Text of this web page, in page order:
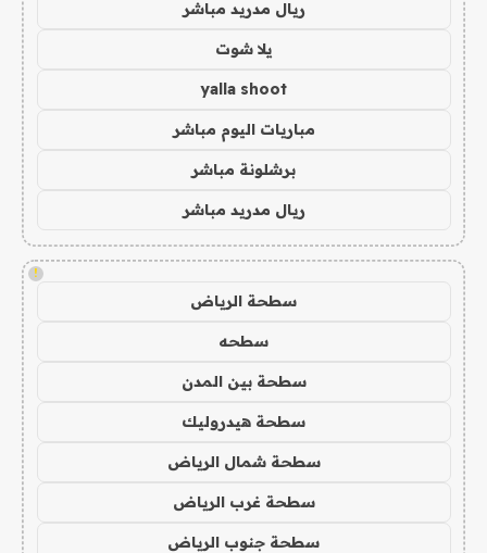
ريال مدريد مباشر
يلا شوت
yalla shoot
مباريات اليوم مباشر
برشلونة مباشر
ريال مدريد مباشر
!
سطحة الرياض
سطحه
سطحة بين المدن
سطحة هيدروليك
سطحة شمال الرياض
سطحة غرب الرياض
سطحة جنوب الرياض